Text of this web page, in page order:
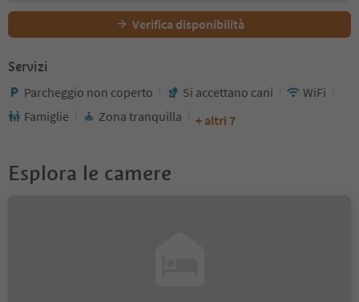
Verifica disponibilità
Servizi
Parcheggio non coperto Si accettano cani
WiFi
Famiglie
Zona tranquilla + altri 7
Esplora le camere